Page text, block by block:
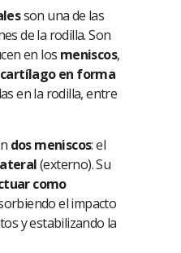
son una de las
de la rodilla. Son
en los meniscos,
en forma
en la rodilla, entre
dos meniscos: el
(externo). Su
como
el impacto
y estabilizando la